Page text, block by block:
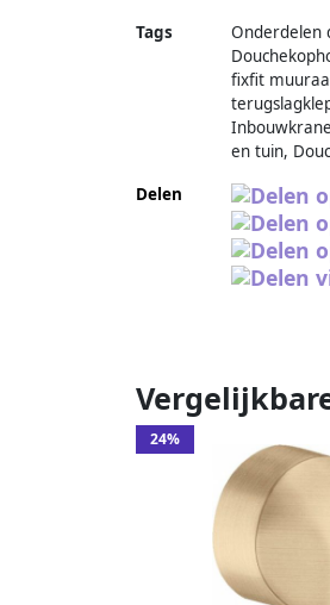
Tags
Onderdelen
fixfit
en tuin,
Delen
24%